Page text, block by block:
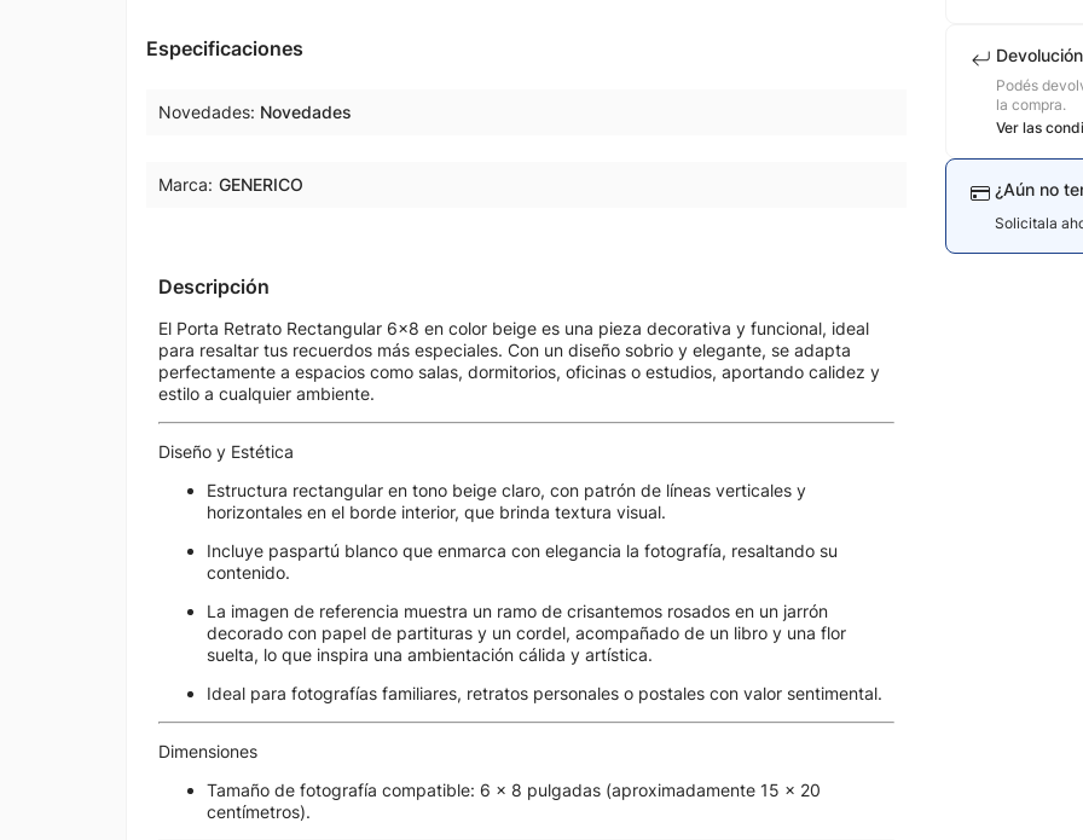
Especificaciones
Novedades Novedades
Marca: GENERICO
Descripción
El Porta Retrato Rectangular 6x8 en color beige es una pieza decorativa y funcional, ideal
para resaltar tus recuerdos más especiales. Con un diseño sobrio y elegante, se adapta
perfectamente a espacios como salas, dormitorios, oficinas o estudios, aportando calidez y
estilo a cualquier ambiente.
Diseño y Estética
Estructura rectangular en tono beige claro, con patrón de líneas verticales y
horizontales en el borde interior, que brinda textura visual.
Incluye paspartú blanco que enmarca con elegancia la fotografía, resaltando su
contenido.
La imagen de referencia muestra un ramo de crisantemos rosados en un jarrón
decorado con papel de partituras y un cordel, acompañado de un libro y una flor
suelta, lo que inspira una ambientación cálida y artística.
Ideal para fotografías familiares, retratos personales o postales con valor sentimental.
Dimensiones
Tamaño de fotografía compatible: 6 x 8 pulgadas (aproximadamente 15 x 20
centímetros).
Podés
la compra.
Ver las
¿Aún no
Solicitala